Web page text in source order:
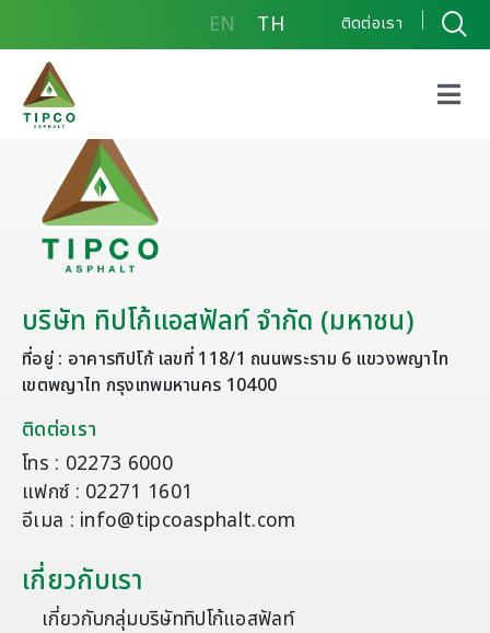
EN TH ติดต่อเรา
บริษัท ทิปโก้แอสฟัลท์ จำกัด (มหาชน)
ที่อยู่ : อาคารทิปโก้ เลขที่ 118/1 ถนนพระราม 6 แขวงพญาไท
เขตพญาไท กรุงเทพมหานคร 10400
ติดต่อเรา
โทร : 02273 6000
แฟกซ์ : 02271 1601
อีเมล : info@tipcoasphalt.com
เกี่ยวกับเรา
เกี่ยวกับกลุ่มบริษัททิปโก้แอสฟัลท์